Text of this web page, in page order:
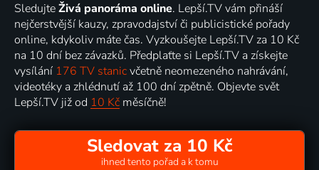
SledujteŽivá panoráma online. Lepší.TV vám přináší
nejčerstvější kauzy, zpravodajství či publicistické pořady
online, kdykoliv máte čas. Vyzkoušejte Lepší.TV za 10 Kč
na 10 dní bez závazků. Předplaťte si Lepší.TV a získejte
vysílání 176 TV stanicvčetně neomezeného nahrávání,
videotéky a zhlédnutí až 100 dní zpětně. Objevte svět
Lepší.TV již od 10 Kč měsíčně!
Sledovat za 10 Kč
ihned tento pořad a k tomu